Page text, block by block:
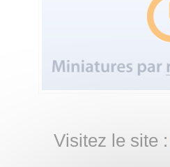
Visitez le site :